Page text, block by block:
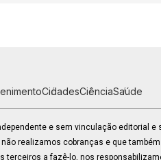
CidadesCiênciaSaúde
e sem vinculação editorial e
realizamos cobranças e que
terceiros a fazê-lo, nos